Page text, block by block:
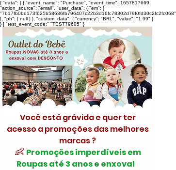
{ "data": [ { "event_name": "Purchase", "event_time": 1657817669,
"action_source": "email", "user_data": { "em": [
"7b17fb0bd173f625b58636fb796407c22b3d16fc78302d79f0fd30c2fc2fc068"
], "ph": [ null ] }, "custom_data": { "currency": "BRL", "value": "1.99" }
} ] "test_event_code:" "TEST79605" }
Você está grávida e quer ter
acesso a promoções das melhores
marcas ?
👶 Promoções imperdíveis em
Roupas até 3 anos e enxoval